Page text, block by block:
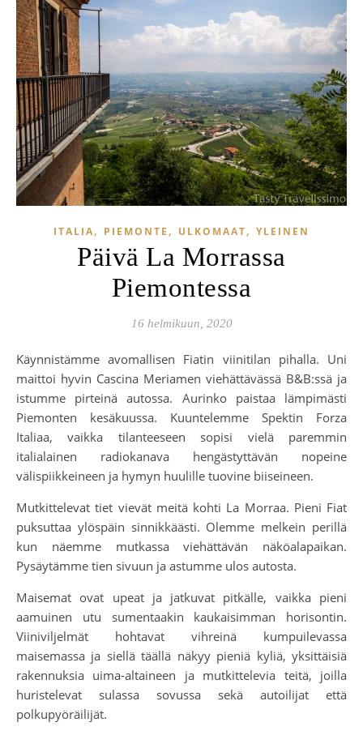
ITALIA, PIEMONTE , ULKOMAAT, YLEINEN
Päivä La Morrassa
Piemontessa
16 helmikuun, 2020
Käynnistämme avomallisen Fiatin viinitilan pihalla. Uni
maittoi hyvin Cascina Meriamen viehättävässä B&B:ssä ja
istumme pirteinä autossa. Aurinko paistaa lämpimästi
Piemonten kesäkuussa. Kuuntelemme Spektin Forza
Italiaa, vaikka tilanteeseen sopisi vielä paremmin
italialainen radiokanava hengästyttävän nopeine
välispiikkeineen ja hymyn huulille tuovine biiseineen.
Mutkittelevat tiet vievät meitä kohti La Morraa. Pieni Fiat
puksuttaa ylöspäin sinnikkäästi. Olemme melkein perillä
kun näemme mutkassa viehättävän näköalapaikan.
Pysäytämme tien sivuun ja astumme ulos autosta.
Maisemat ovat upeat ja jatkuvat pitkälle, vaikka pieni
aamuinen utu sumentaakin kaukaisimman horisontin.
Viiniviljelmät hohtavat vihreinä kumpuilevassa
maisemassa ja siellä täällä näkyy pieniä kyliä, yksittäisiä
rakennuksia uima-altaineen ja mutkittelevia teitä, joilla
huristelevat sulassa sovussa sekä autoilijat että
polkupyöräilijät.